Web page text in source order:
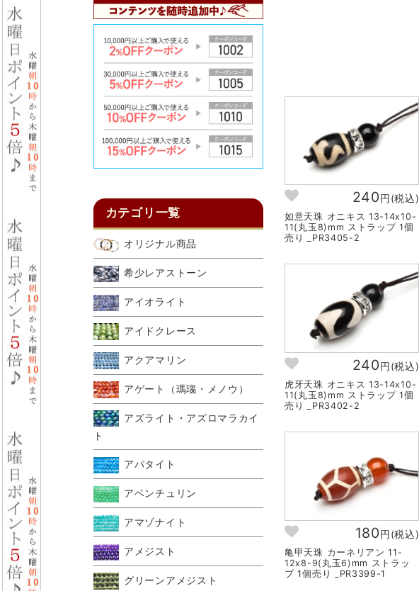
カテゴリ一覧
オリジナル商品
希少レアストーン
アイオライト
アイドクレース
アクアマリン
アゲート（瑪瑙・メノウ）
アズライト・アズロマラカイ
ト
アパタイト
アベンチュリン
アマゾナイト
アメジスト
グリーンアメジスト
240円(税込)
如意天珠 オニキス 13-14x10-
11(丸玉8)mm ストラップ 1個
売り _PR3405-2
240円(税込)
虎牙天珠 オニキス 13-14x10-
11(丸玉8)mm ストラップ 1個
売り _PR3402-2
180円(税込)
亀甲天珠 カーネリアン 11-
12x8-9(丸玉6)mm ストラッ
プ 1個売り _PR3399-1